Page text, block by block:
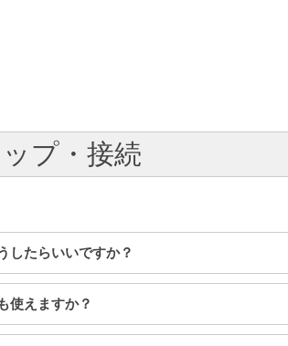
プ・接続
したらいいですか？
使えますか？